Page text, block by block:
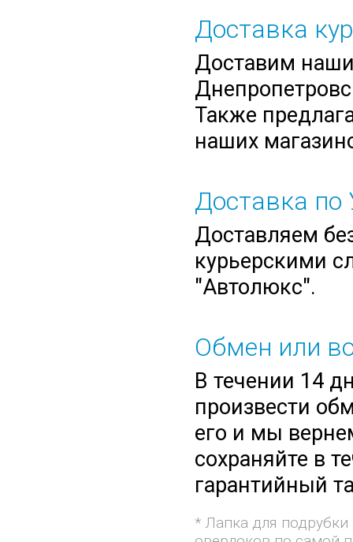
Доставка
Доставим
Также
наших
Доставка по
Доставляем
курьерскими
"Автолюкс".
Обмен или
В течении 14
произвести
его и мы
сохраняйте в
гарантийный
* Лапка для